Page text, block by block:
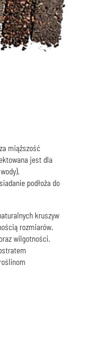
miąższość
jest dla
podłoża do
kruszyw
rozmiarów.
wilgotności.